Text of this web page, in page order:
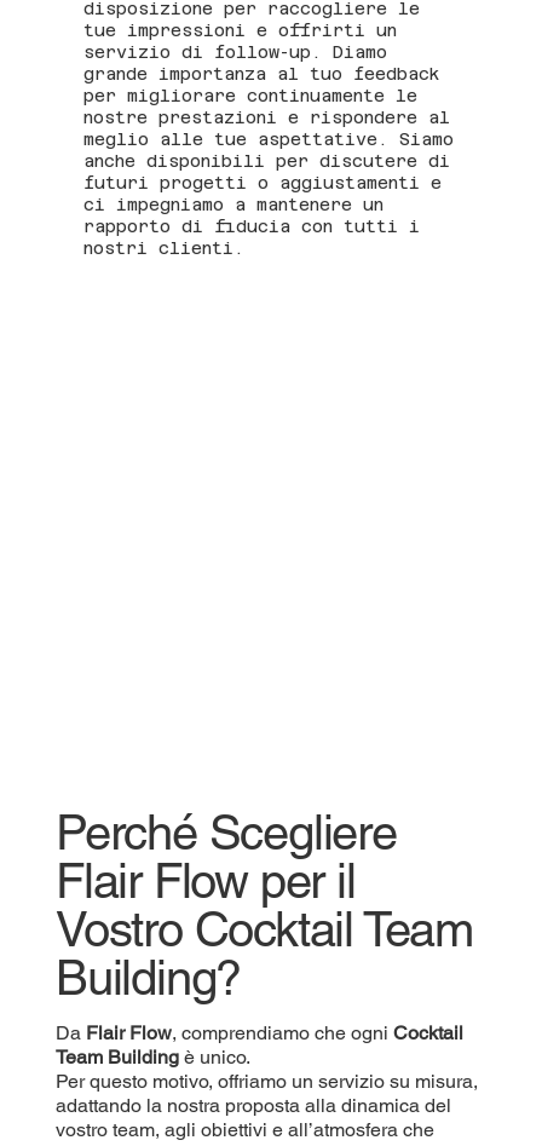
disposizione per raccogliere le
tue impressioni e offrirti un
servizio di follow-up. Diamo
grande importanza al tuo feedback
per migliorare continuamente le
nostre prestazioni e rispondere al
meglio alle tue aspettative. Siamo
anche disponibili per discutere di
futuri progetti o aggiustamenti e
ci impegniamo a mantenere un
rapporto di fiducia con tutti i
nostri clienti.
Perché Scegliere
Flair Flow per il
Vostro Cocktail Team
Building?
Da Flair Flow, comprendiamo che ogni Cocktail
Team Buildingè unico.
Per questo motivo, offriamo un servizio su misura,
adattando la nostra proposta alla dinamica del
vostro team, agli obiettivi e all’atmosfera che